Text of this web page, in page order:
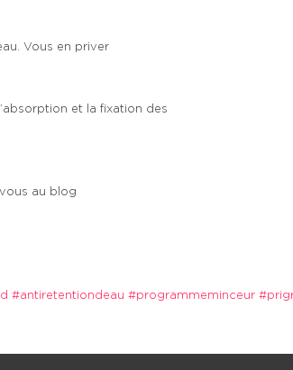
Vous en priver
et la fixation des
au blog
#antiretentiondeau #programmeminceur